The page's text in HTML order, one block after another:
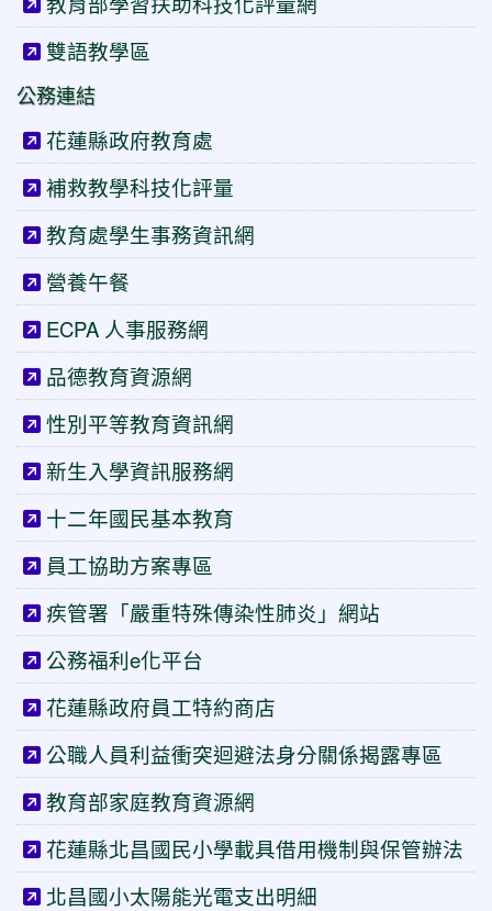
雙語教學區
公務連結
花蓮縣政府教育處
補救教學科技化評量
教育處學生事務資訊網
營養午餐
ECPA 人事服務網
品德教育資源網
性別平等教育資訊網
新生入學資訊服務網
十二年國民基本教育
員工協助方案專區
疾管署「嚴重特殊傳染性肺炎」網站
公務福利e化平台
花蓮縣政府員工特約商店
公職人員利益衝突迴避法身分關係揭露專區
教育部家庭教育資源網
花蓮縣北昌國民小學載具借用機制與保管辦法
北昌國小太陽能光電支出明細